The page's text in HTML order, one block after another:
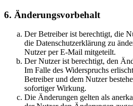
6. Änderungsvorbehalt
Der Betreiber ist berechtigt, die
die Datenschutzerklärung zu
Nutzer per E-Mail mitgeteilt.
Der Nutzer ist berechtigt, den
Im Falle des Widerspruchs
Betreiber und dem Nutzer
sofortiger Wirkung.
Die Änderungen gelten als